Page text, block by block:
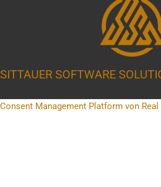
SITTAUER SOFTWARE
Consent Management Platform von